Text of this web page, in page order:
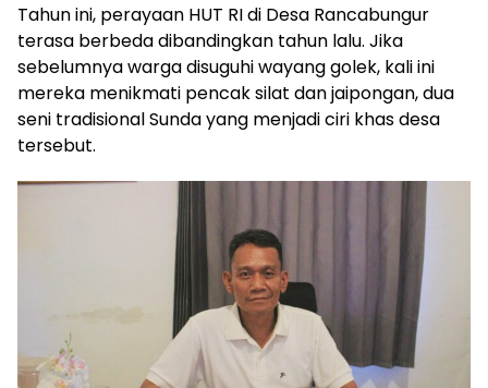
Tahun ini, perayaan HUT RI di Desa Rancabungur
terasa berbeda dibandingkan tahun lalu. Jika
sebelumnya warga disuguhi wayang golek, kali ini
mereka menikmati pencak silat dan jaipongan, dua
seni tradisional Sunda yang menjadi ciri khas desa
tersebut.